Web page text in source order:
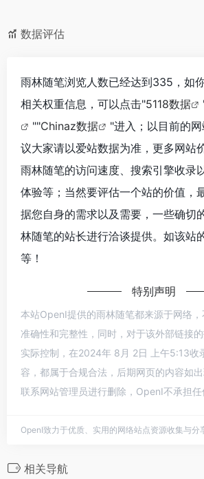
数据评估
雨林随笔浏览人数已经达到335，如
相关权重信息，可以点击"5118数据
""Chinaz数据
"进入；以目前的
议大家请以爱站数据为准，更多网站
雨林随笔的访问速度、搜索引擎收录
体验等；当然要评估一个站的价值，
据您自身的需求以及需要，一些确切
林随笔的站长进行洽谈提供。如该站
等！
特别声明
本站OpenI提供的雨林随笔都来源于网络
准确性和完整性，同时，对于该外部链接
实际控制，在2024年 8月 2日 上午5:13收
容，都属于合规合法，后期网页的内容如
联系网站管理员进行删除，OpenI不承担任
OpenI致力于优质、实用的网络站点资源收集与分
相关导航